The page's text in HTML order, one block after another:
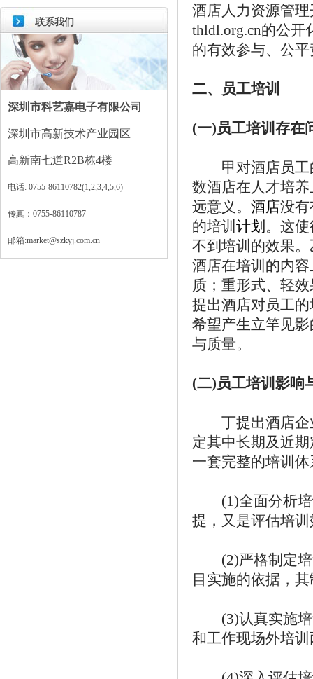
联系我们
深圳市科艺嘉电子有限公司
深圳市高新技术产业园区
高新南七道R2B栋4楼
电话: 0755-86110782(1,2,3,4,5,6)
传真：0755-86110787
邮箱:market@szkyj.com.cn
酒店人力资源管
thldl.org.cn的公开
的有效参与、公
二、员工培训
(一)员工培训存在
甲对酒店员工
数酒店在人才培
远意义。 酒店没有
的培训 计划 。这
不到培训的效果
酒店在培训的内
质；重形式、轻
提出酒店对员工
希望产生立竿见
与质量。
(二)员工培训影响
丁提出酒店企
定其中长期及近
一套完整的培训
(1)全面分析培
提，又是评估培
(2)严格制定培
目实施的依据，
(3)认真实施培
和工作现场外培